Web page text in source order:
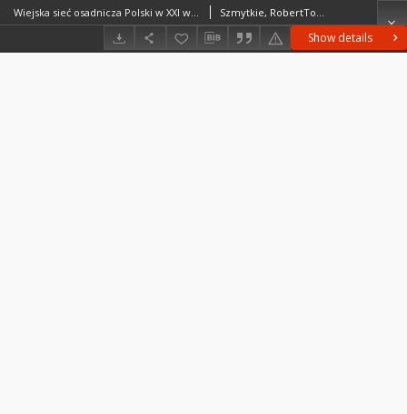
Show details
Wiejska sieć osadnicza Polski w XXI wieku = Rural settlement network of Poland in the 21st century Szmytkie, RobertTomczak, Przemysław